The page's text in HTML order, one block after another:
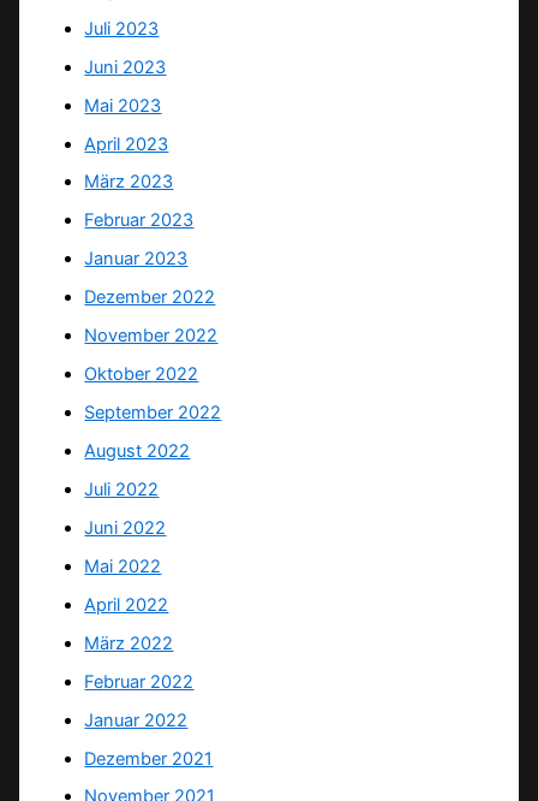
Juli 2023
Juni 2023
Mai 2023
April 2023
März 2023
Februar 2023
Januar 2023
Dezember 2022
November 2022
Oktober 2022
September 2022
August 2022
Juli 2022
Juni 2022
Mai 2022
April 2022
März 2022
Februar 2022
Januar 2022
Dezember 2021